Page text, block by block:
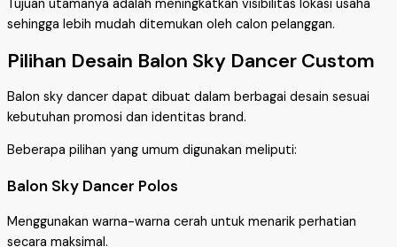
Tujuan utamanya adalah meningkatkan visibilitas lokasi usaha
sehingga lebih mudah ditemukan oleh calon pelanggan.
Pilihan Desain Balon Sky Dancer Custom
Balon sky dancer dapat dibuat dalam berbagai desain sesuai
kebutuhan promosi dan identitas brand.
Beberapa pilihan yang umum digunakan meliputi:
Balon Sky Dancer Polos
Menggunakan warna-warna cerah untuk menarik perhatian
secara maksimal.